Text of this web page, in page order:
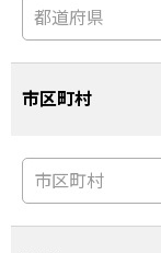
市区町村